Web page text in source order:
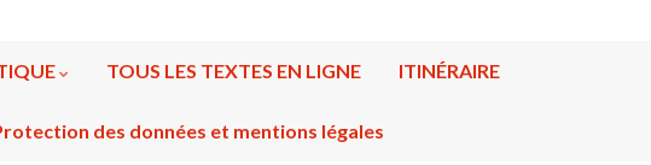
TOUS LES TEXTES EN LIGNE ITINÉRAIRE
des données et mentions légales